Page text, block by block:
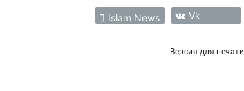
Islam News Vk
Версия для печати